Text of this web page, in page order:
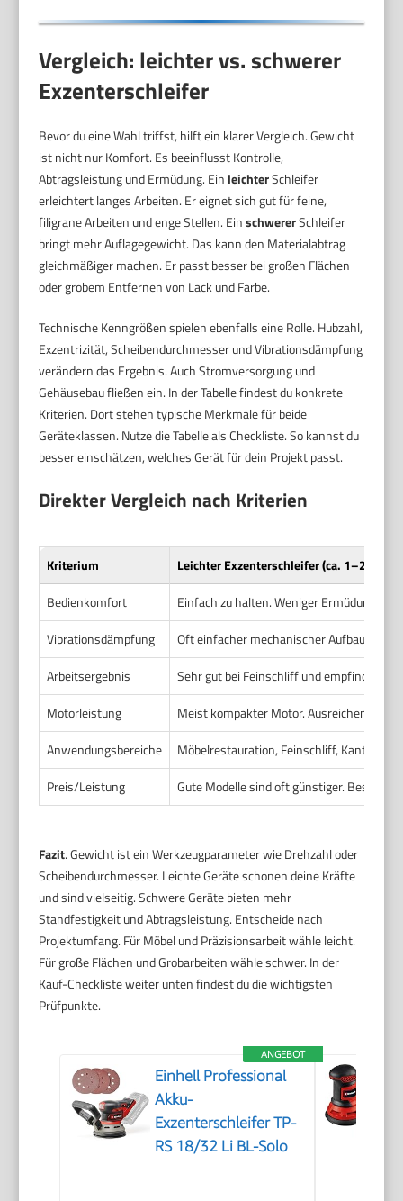
Vergleich: leichter vs. schwerer
Exzenterschleifer
Bevor du eine Wahl triffst, hilft ein klarer Vergleich. Gewicht
ist nicht nur Komfort. Es beeinflusst Kontrolle,
Abtragsleistung und Ermüdung. Ein leichterSchleifer
erleichtert langes Arbeiten. Er eignet sich gut für feine,
filigrane Arbeiten und enge Stellen. EinschwererSchleifer
bringt mehr Auflagegewicht. Das kann den Materialabtrag
gleichmäßiger machen. Er passt besser bei großen Flächen
oder grobem Entfernen von Lack und Farbe.
Technische Kenngrößen spielen ebenfalls eine Rolle. Hubzahl,
Exzentrizität, Scheibendurchmesser und Vibrationsdämpfung
verändern das Ergebnis. Auch Stromversorgung und
Gehäusebau fließen ein. In der Tabelle findest du konkrete
Kriterien. Dort stehen typische Merkmale für beide
Geräteklassen. Nutze die Tabelle als Checkliste. So kannst du
besser einschätzen, welches Gerät für dein Projekt passt.
Direkter Vergleich nach Kriterien
Kriterium
Leichter Exzenterschleifer (ca. 1–2 kg)
Bedienkomfort
Einfach zu halten. Weniger Ermüdung bei
Vibrationsdämpfung
Oft einfacher mechanischer Aufbau.
Arbeitsergebnis
Sehr gut bei Feinschliff und
Motorleistung
Meist kompakter Motor. Ausreichend für
Anwendungsbereiche
Möbelrestauration, Feinschliff, Kanten,
Preis/Leistung
Gute Modelle sind oft günstiger. Besser
Fazit. Gewicht ist ein Werkzeugparameter wie Drehzahl oder
Scheibendurchmesser. Leichte Geräte schonen deine Kräfte
und sind vielseitig. Schwere Geräte bieten mehr
Standfestigkeit und Abtragsleistung. Entscheide nach
Projektumfang. Für Möbel und Präzisionsarbeit wähle leicht.
Für große Flächen und Grobarbeiten wähle schwer. In der
Kauf-Checkliste weiter unten findest du die wichtigsten
Prüfpunkte.
ANGEBOT
Einhell Professional
Akku-
Exzenterschleifer TP-
RS 18/32 Li BL-Solo